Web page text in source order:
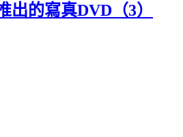
出的寫真DVD（3）